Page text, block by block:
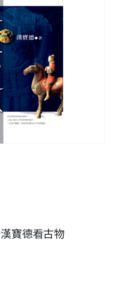
寶德看古物